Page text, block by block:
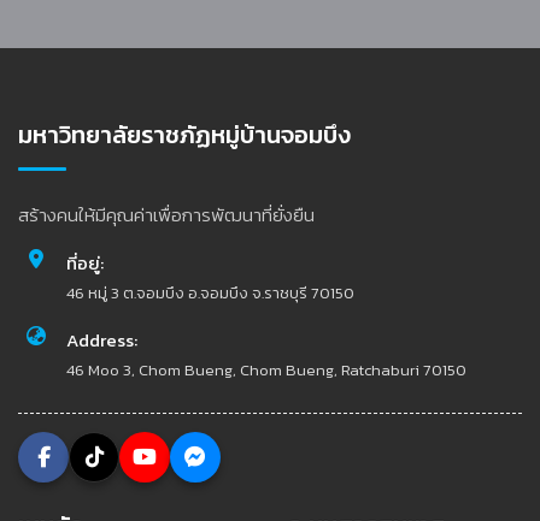
มหาวิทยาลัยราชภัฏหมู่บ้านจอมบึง
สร้างคนให้มีคุณค่าเพื่อการพัฒนาที่ยั่งยืน
ที่อยู่:
46 หมู่ 3 ต.จอมบึง อ.จอมบึง จ.ราชบุรี 70150
Address:
46 Moo 3, Chom Bueng, Chom Bueng, Ratchaburi 70150